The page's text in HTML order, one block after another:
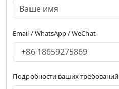
Email / WhatsApp / WeChat
Подробности ваших требований